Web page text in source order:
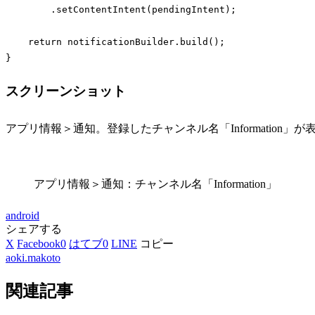
        .setContentIntent(pendingIntent);
return notificationBuilder.build();
}
スクリーンショット
アプリ情報＞通知。登録したチャンネル名「Information」が
アプリ情報＞通知：チャンネル名「Information」
android
シェアする
X Facebook0 はてブ0 LINE コピー
aoki.makoto
関連記事